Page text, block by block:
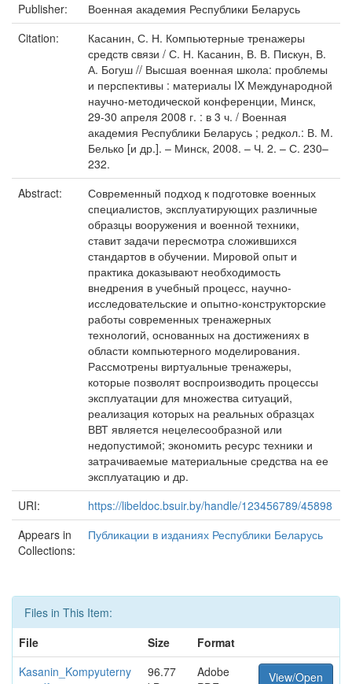
Publisher:
Военная академия Республики Беларусь
Citation:
Касанин, С. Н. Компьютерные тренажеры
средств связи / С. Н. Касанин, В. В. Пискун, В.
А. Богуш // Высшая военная школа: проблемы
и перспективы : материалы IX Международной
научно-методической конференции, Минск,
29-30 апреля 2008 г. : в 3 ч. / Военная
академия Республики Беларусь ; редкол.: В. М.
Белько [и др.]. – Минск, 2008. – Ч. 2. – С. 230–
232.
Abstract:
Современный подход к подготовке военных
специалистов, эксплуатирующих различные
образцы вооружения и военной техники,
ставит задачи пересмотра сложившихся
стандартов в обучении. Мировой опыт и
практика доказывают необходимость
внедрения в учебный процесс, научно-
исследовательские и опытно-конструкторские
работы современных тренажерных
технологий, основанных на достижениях в
области компьютерного моделирования.
Рассмотрены виртуальные тренажеры,
которые позволят воспроизводить процессы
эксплуатации для множества ситуаций,
реализация которых на реальных образцах
ВВТ является нецелесообразной или
недопустимой; экономить ресурс техники и
затрачиваемые материальные средства на ее
эксплуатацию и др.
URI:
https://libeldoc.bsuir.by/handle/123456789/45898
Appears in
Collections:
Публикации в изданиях Республики Беларусь
Files in This Item:
File
Size
Format
Kasanin_Kompyuterny
96.77
Adobe
View/Open